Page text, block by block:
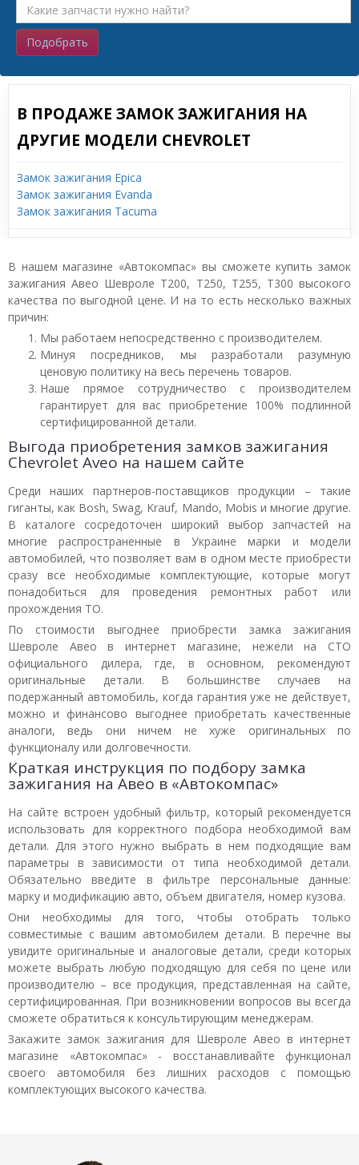
Подобрать
В ПРОДАЖЕ ЗАМОК ЗАЖИГАНИЯ НА
ДРУГИЕ МОДЕЛИ CHEVROLET
Замок зажигания Epica
Замок зажигания Evanda
Замок зажигания Tacuma
В нашем магазине «Автокомпас» вы сможете купить замок
зажигания Авео Шевроле T200, T250, T255, T300 высокого
качества по выгодной цене. И на то есть несколько важных
причин:
Мы работаем непосредственно с производителем.
Минуя посредников, мы разработали разумную
ценовую политику на весь перечень товаров.
Наше прямое сотрудничество с производителем
гарантирует для вас приобретение 100% подлинной
сертифицированной детали.
Выгода приобретения замков зажигания
Chevrolet Aveo на нашем сайте
Среди наших партнеров-поставщиков продукции – такие
гиганты, как Bosh, Swag, Krauf, Mando, Mobis и многие другие.
В каталоге сосредоточен широкий выбор запчастей на
многие распространенные в Украине марки и модели
автомобилей, что позволяет вам в одном месте приобрести
сразу все необходимые комплектующие, которые могут
понадобиться для проведения ремонтных работ или
прохождения ТО.
По стоимости выгоднее приобрести замка зажигания
Шевроле Авео в интернет магазине, нежели на СТО
официального дилера, где, в основном, рекомендуют
оригинальные детали. В большинстве случаев на
подержанный автомобиль, когда гарантия уже не действует,
можно и финансово выгоднее приобретать качественные
аналоги, ведь они ничем не хуже оригинальных по
функционалу или долговечности.
Краткая инструкция по подбору замка
зажигания на Авео в «Автокомпас»
На сайте встроен удобный фильтр, который рекомендуется
использовать для корректного подбора необходимой вам
детали. Для этого нужно выбрать в нем подходящие вам
параметры в зависимости от типа необходимой детали.
Обязательно введите в фильтре персональные данные:
марку и модификацию авто, объем двигателя, номер кузова.
Они необходимы для того, чтобы отобрать только
совместимые с вашим автомобилем детали. В перечне вы
увидите оригинальные и аналоговые детали, среди которых
можете выбрать любую подходящую для себя по цене или
производителю – все продукция, представленная на сайте,
сертифицированная. При возникновении вопросов вы всегда
сможете обратиться к консультирующим менеджерам.
Закажите замок зажигания для Шевроле Авео в интернет
магазине «Автокомпас» - восстанавливайте функционал
своего автомобиля без лишних расходов с помощью
комплектующих высокого качества.